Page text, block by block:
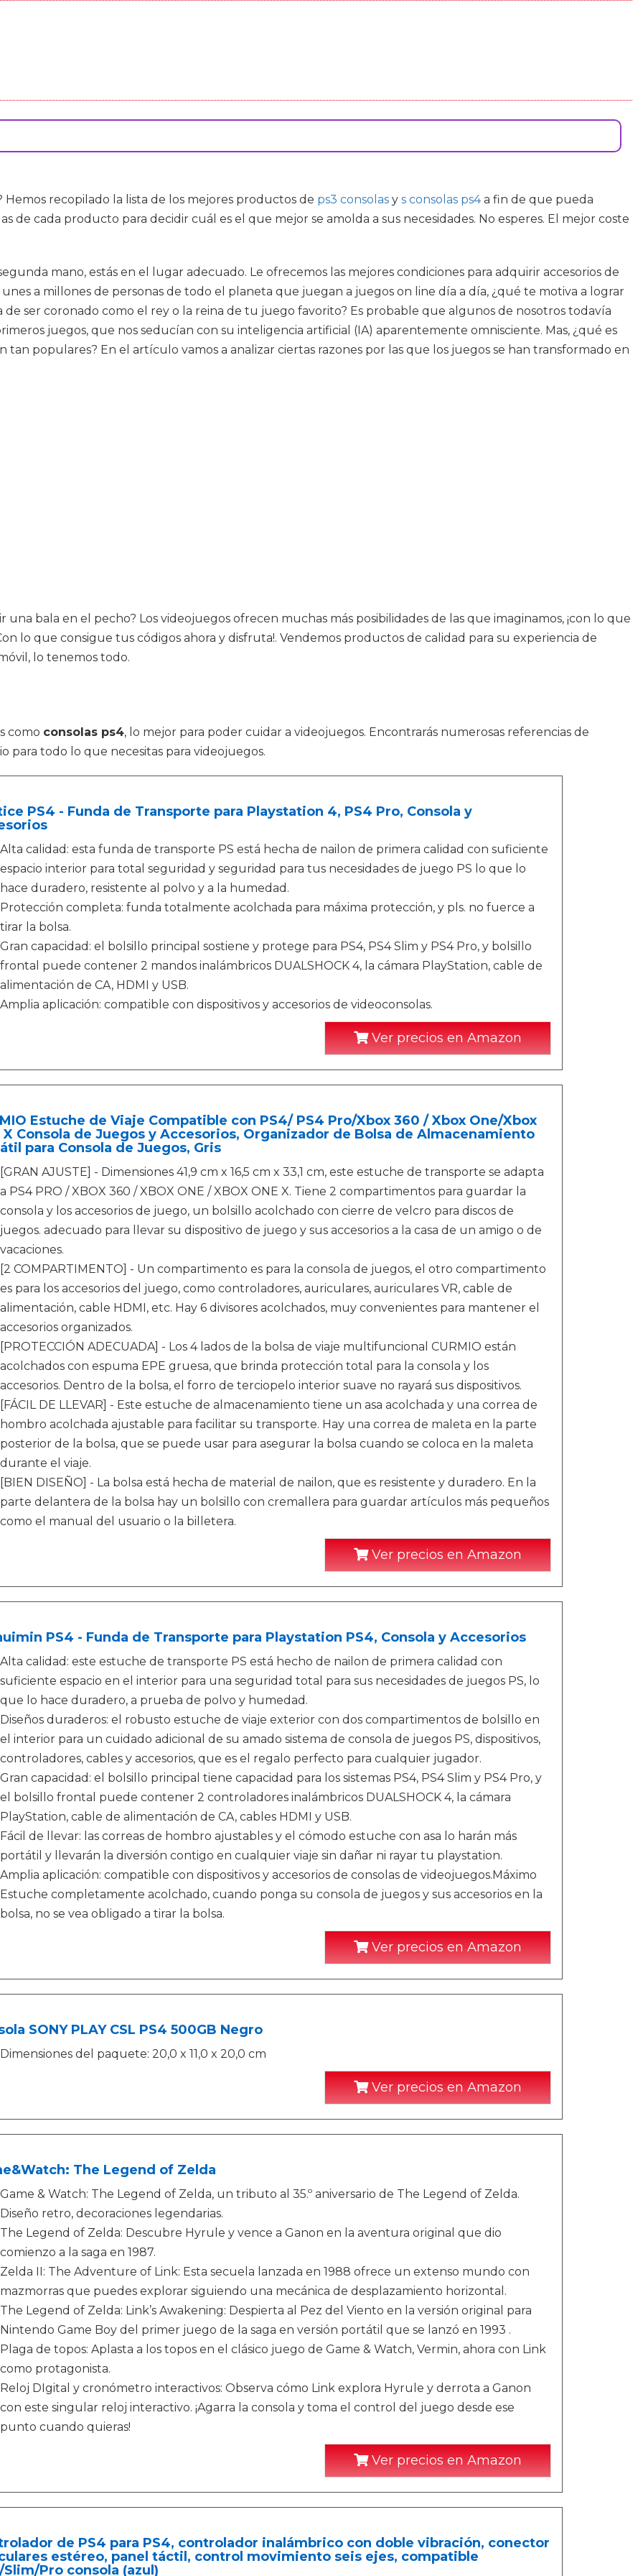
recopilado la lista de los mejores productos de ps3 consolas y s consolas ps4a fin de que pueda
de cada producto para decidir cuál es el que mejor se amolda a sus necesidades. No esperes. El mejor coste
mano, estás en el lugar adecuado. Le ofrecemos las mejores condiciones para adquirir accesorios de
a millones de personas de todo el planeta que juegan a juegos on line día a día, ¿qué te motiva a lograr
ser coronado como el rey o la reina de tu juego favorito? Es probable que algunos de nosotros todavía
juegos, que nos seducían con su inteligencia artificial (IA) aparentemente omnisciente. Mas, ¿qué es
populares? En el artículo vamos a analizar ciertas razones por las que los juegos se han transformado en
bala en el pecho? Los videojuegos ofrecen muchas más posibilidades de las que imaginamos, ¡con lo que
lo que consigue tus códigos ahora y disfruta!. Vendemos productos de calidad para su experiencia de
lo tenemos todo.
como consolas ps4, lo mejor para poder cuidar a videojuegos. Encontrarás numerosas referencias de
para todo lo que necesitas para videojuegos.
PS4 - Funda de Transporte para Playstation 4, PS4 Pro, Consola y
Alta calidad: esta funda de transporte PS está hecha de nailon de primera calidad con suficiente
espacio interior para total seguridad y seguridad para tus necesidades de juego PS lo que lo
hace duradero, resistente al polvo y a la humedad.
Protección completa: funda totalmente acolchada para máxima protección, y pls. no fuerce a
tirar la bolsa.
Gran capacidad: el bolsillo principal sostiene y protege para PS4, PS4 Slim y PS4 Pro, y bolsillo
frontal puede contener 2 mandos inalámbricos DUALSHOCK 4, la cámara PlayStation, cable de
alimentación de CA, HDMI y USB.
Amplia aplicación: compatible con dispositivos y accesorios de videoconsolas.
Ver precios en Amazon
Estuche de Viaje Compatible con PS4/ PS4 Pro/Xbox 360 / Xbox One/Xbox
X Consola de Juegos y Accesorios, Organizador de Bolsa de Almacenamiento
para Consola de Juegos, Gris
[GRAN AJUSTE] - Dimensiones 41,9 cm x 16,5 cm x 33,1 cm, este estuche de transporte se adapta
a PS4 PRO / XBOX 360 / XBOX ONE / XBOX ONE X. Tiene 2 compartimentos para guardar la
consola y los accesorios de juego, un bolsillo acolchado con cierre de velcro para discos de
juegos. adecuado para llevar su dispositivo de juego y sus accesorios a la casa de un amigo o de
vacaciones.
[2 COMPARTIMENTO] - Un compartimento es para la consola de juegos, el otro compartimento
es para los accesorios del juego, como controladores, auriculares, auriculares VR, cable de
alimentación, cable HDMI, etc. Hay 6 divisores acolchados, muy convenientes para mantener el
accesorios organizados.
[PROTECCIÓN ADECUADA] - Los 4 lados de la bolsa de viaje multifuncional CURMIO están
acolchados con espuma EPE gruesa, que brinda protección total para la consola y los
accesorios. Dentro de la bolsa, el forro de terciopelo interior suave no rayará sus dispositivos.
[FÁCIL DE LLEVAR] - Este estuche de almacenamiento tiene un asa acolchada y una correa de
hombro acolchada ajustable para facilitar su transporte. Hay una correa de maleta en la parte
posterior de la bolsa, que se puede usar para asegurar la bolsa cuando se coloca en la maleta
durante el viaje.
[BIEN DISEÑO] - La bolsa está hecha de material de nailon, que es resistente y duradero. En la
parte delantera de la bolsa hay un bolsillo con cremallera para guardar artículos más pequeños
como el manual del usuario o la billetera.
Ver precios en Amazon
PS4 - Funda de Transporte para Playstation PS4, Consola y Accesorios
Alta calidad: este estuche de transporte PS está hecho de nailon de primera calidad con
suficiente espacio en el interior para una seguridad total para sus necesidades de juegos PS, lo
que lo hace duradero, a prueba de polvo y humedad.
Diseños duraderos: el robusto estuche de viaje exterior con dos compartimentos de bolsillo en
el interior para un cuidado adicional de su amado sistema de consola de juegos PS, dispositivos,
controladores, cables y accesorios, que es el regalo perfecto para cualquier jugador.
Gran capacidad: el bolsillo principal tiene capacidad para los sistemas PS4, PS4 Slim y PS4 Pro, y
el bolsillo frontal puede contener 2 controladores inalámbricos DUALSHOCK 4, la cámara
PlayStation, cable de alimentación de CA, cables HDMI y USB.
Fácil de llevar: las correas de hombro ajustables y el cómodo estuche con asa lo harán más
portátil y llevarán la diversión contigo en cualquier viaje sin dañar ni rayar tu playstation.
Amplia aplicación: compatible con dispositivos y accesorios de consolas de videojuegos.Máximo
Estuche completamente acolchado, cuando ponga su consola de juegos y sus accesorios en la
bolsa, no se vea obligado a tirar la bolsa.
Ver precios en Amazon
SONY PLAY CSL PS4 500GB Negro
Dimensiones del paquete: 20,0 x 11,0 x 20,0 cm
Ver precios en Amazon
The Legend of Zelda
Game & Watch: The Legend of Zelda, un tributo al 35.º aniversario de The Legend of Zelda.
Diseño retro, decoraciones legendarias.
The Legend of Zelda: Descubre Hyrule y vence a Ganon en la aventura original que dio
comienzo a la saga en 1987.
Zelda II: The Adventure of Link: Esta secuela lanzada en 1988 ofrece un extenso mundo con
mazmorras que puedes explorar siguiendo una mecánica de desplazamiento horizontal.
The Legend of Zelda: Link’s Awakening: Despierta al Pez del Viento en la versión original para
Nintendo Game Boy del primer juego de la saga en versión portátil que se lanzó en 1993 .
Plaga de topos: Aplasta a los topos en el clásico juego de Game & Watch, Vermin, ahora con Link
como protagonista.
Reloj DIgital y cronómetro interactivos: Observa cómo Link explora Hyrule y derrota a Ganon
con este singular reloj interactivo. ¡Agarra la consola y toma el control del juego desde ese
punto cuando quieras!
Ver precios en Amazon
de PS4 para PS4, controlador inalámbrico con doble vibración, conector
estéreo, panel táctil, control movimiento seis ejes, compatible
Slim/Pro consola (azul)